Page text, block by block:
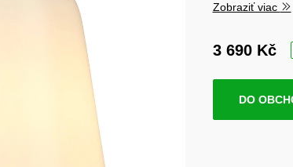
Zobraziť viac
3 690 Kč
DO